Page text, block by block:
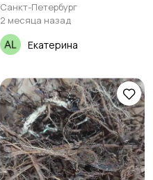
Санкт-Петербург
2 месяца назад
Екатерина